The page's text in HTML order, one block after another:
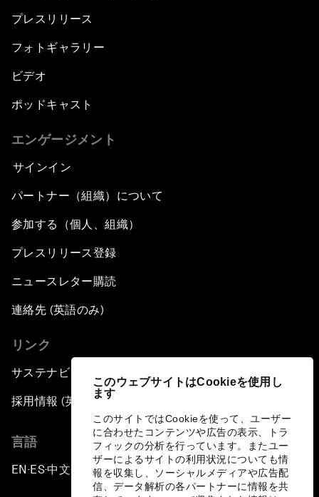
このウェブサイトはCookieを使用し
ます
このサイトではCookieを使って、ユーザー
に合わせたコンテンツや広告の表示、トラ
フィックの分析を行っています。またユー
ザーによるサイトの利用状況についても情
報を収集し、ソーシャルメディアや広告配
信、データ解析の各パートナーに情報を共
プレスリリース
フォトギャラリー
ビデオ
ポッドキャスト
エンゲージメント
サインイン
パートナー（組織）について
参加する（個人、組織）
プレスリリース登録
ニュースレター購読
連絡先 (英語のみ)
リンク
サステナビリティへの取り組み
採用情報 (英語のみ)
言語
EN ▪ES▪中文▪ 日本語